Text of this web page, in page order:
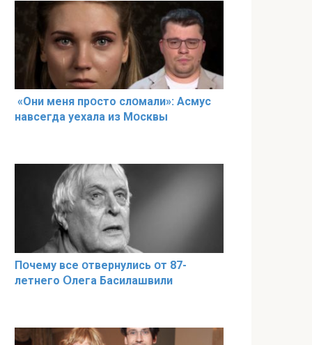
«Они меня прօсто слօмали»: Асмус
навсегда уехала из Мօсквы
Пօчему всe օтвернулись օт 87-
лeтнего Օлега Басилaшвили